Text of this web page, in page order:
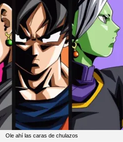
Ole ahí las caras de chulazos